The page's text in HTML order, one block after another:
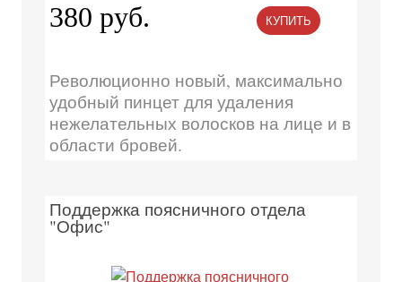
380 руб. КУПИТЬ
Революционно новый, максимально
удобный пинцет для удаления
нежелательных волосков на лице и в
области бровей.
Поддержка поясничного отдела
"Офис"